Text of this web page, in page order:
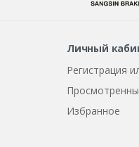
Личный
Регистрация
Избранное